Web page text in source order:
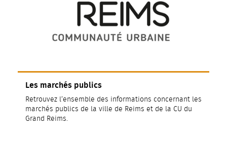
Les marchés publics
Retrouvez l’ensemble des informations concernant les
marchés publics de la ville de Reims et de la CU du
Grand Reims.